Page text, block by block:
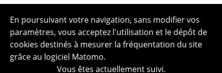
En poursuivant votre navigation, sans modifier vos
paramètres, vous acceptez l'utilisation et le dépôt de
cookies destinés à mesurer la fréquentation du site
grâce au logiciel Matomo.
Vous êtes actuellement suivi.